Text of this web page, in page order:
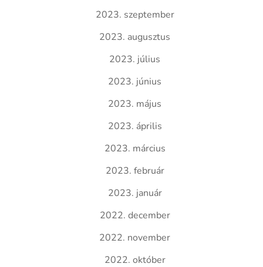
2023. szeptember
2023. augusztus
2023. július
2023. június
2023. május
2023. április
2023. március
2023. február
2023. január
2022. december
2022. november
2022. október